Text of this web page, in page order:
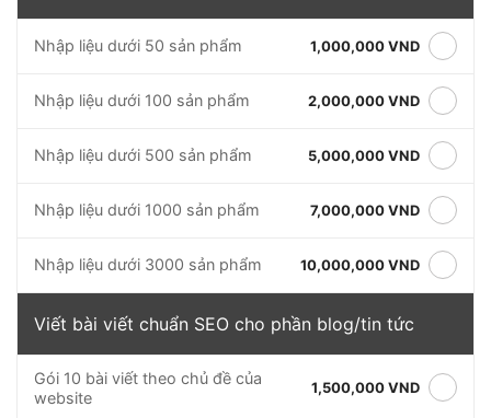
Nhập liệu dưới 50 sản phẩm 1,000,000 VND
Nhập liệu dưới 100 sản phẩm 2,000,000 VND
Nhập liệu dưới 500 sản phẩm 5,000,000 VND
Nhập liệu dưới 1000 sản phẩm 7,000,000 VND
Nhập liệu dưới 3000 sản phẩm 10,000,000 VND
Viết bài viết chuẩn SEO cho phần blog/tin tức
Gói 10 bài viết theo chủ đề của
website
1,500,000 VND